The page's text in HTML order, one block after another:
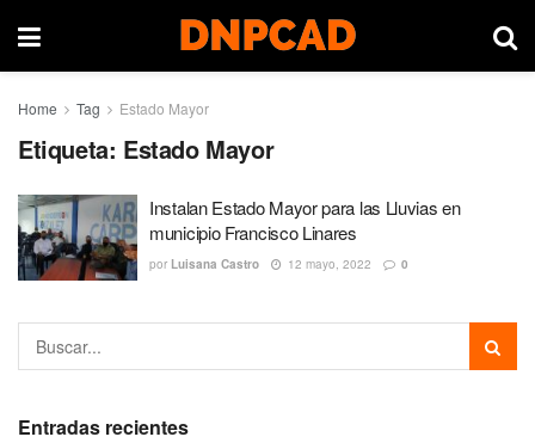
Home Tag Estado Mayor
Etiqueta: Estado Mayor
Instalan Estado Mayor para las Lluvias en
municipio Francisco Linares
por Luisana Castro 12 mayo, 2022 0
Entradas recientes